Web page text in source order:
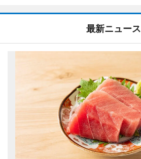
最新ニュース